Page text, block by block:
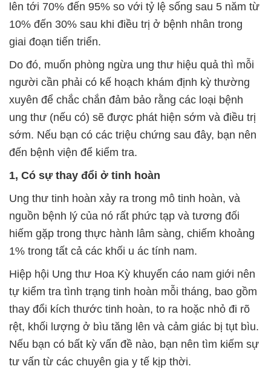
lên tới 70% đến 95% so với tỷ lệ sống sau 5 năm từ
10% đến 30% sau khi điều trị ở bệnh nhân trong
giai đoạn tiến triển.
Do đó, muốn phòng ngừa ung thư hiệu quả thì mỗi
người cần phải có kế hoạch khám định kỳ thường
xuyên để chắc chắn đảm bảo rằng các loại bệnh
ung thư (nếu có) sẽ được phát hiện sớm và điều trị
sớm. Nếu bạn có các triệu chứng sau đây, bạn nên
đến bệnh viện để kiểm tra.
1, Có sự thay đổi ở tinh hoàn
Ung thư tinh hoàn xảy ra trong mô tinh hoàn, và
nguồn bệnh lý của nó rất phức tạp và tương đối
hiếm gặp trong thực hành lâm sàng, chiếm khoảng
1% trong tất cả các khối u ác tính nam.
Hiệp hội Ung thư Hoa Kỳ khuyến cáo nam giới nên
tự kiểm tra tình trạng tinh hoàn mỗi tháng, bao gồm
thay đổi kích thước tinh hoàn, to ra hoặc nhỏ đi rõ
rệt, khối lượng ở bìu tăng lên và cảm giác bị tụt bìu.
Nếu bạn có bất kỳ vấn đề nào, bạn nên tìm kiếm sự
tư vấn từ các chuyên gia y tế kịp thời.